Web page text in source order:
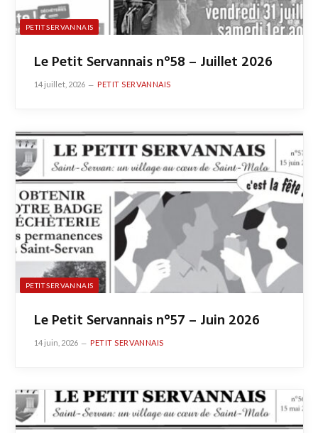
PETIT SERVANNAIS
Le Petit Servannais n°58 – Juillet 2026
14 juillet, 2026 PETIT SERVANNAIS
PETIT SERVANNAIS
Le Petit Servannais n°57 – Juin 2026
14 juin, 2026 PETIT SERVANNAIS